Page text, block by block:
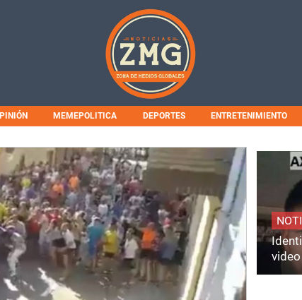
MEMEPOLITICA DEPORTES ENTRETENIMIENTO